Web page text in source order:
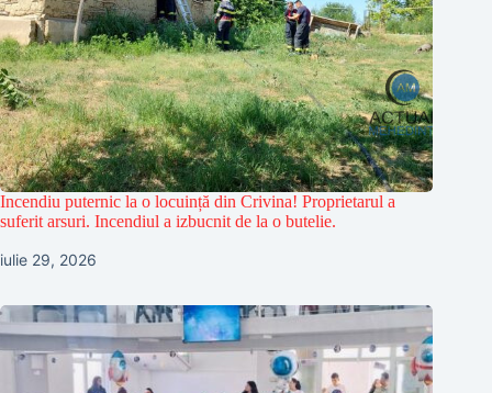
Incendiu puternic la o locuință din Crivina! Proprietarul a
suferit arsuri. Incendiul a izbucnit de la o butelie.
iulie 29, 2026